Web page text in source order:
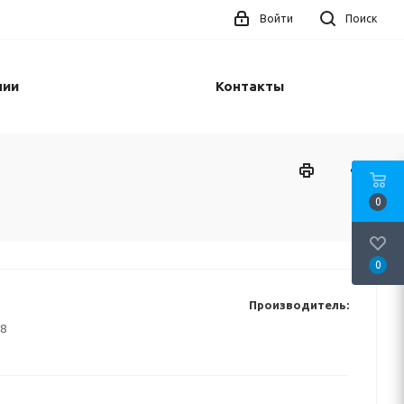
Поиск
Войти
Контакты
Производитель:
0
0